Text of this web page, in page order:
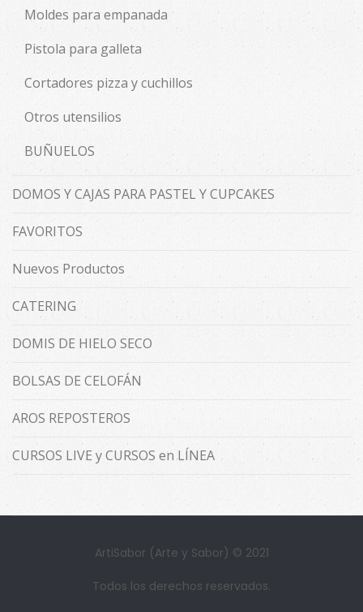
Moldes para empanada
Pistola para galleta
Cortadores pizza y cuchillos
Otros utensilios
BUÑUELOS
DOMOS Y CAJAS PARA PASTEL Y CUPCAKES
FAVORITOS
Nuevos Productos
CATERING
DOMIS DE HIELO SECO
BOLSAS DE CELOFÁN
AROS REPOSTEROS
CURSOS LIVE y CURSOS en LÍNEA
ArtiSabor (Arte y Sabor) © 2021
Todos los derechos reservados.